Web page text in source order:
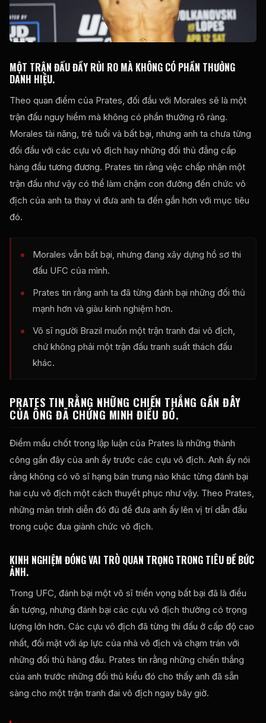
MỘT TRẬN ĐẤU ĐẦY RỦI RO MÀ KHÔNG CÓ PHẦN THƯỞNG
DANH HIỆU.
Theo quan điểm của Prates, đối đầu với Morales sẽ là một
trận đấu nguy hiểm mà không có phần thưởng rõ ràng.
Morales tài năng, trẻ tuổi và bất bại, nhưng anh ta chưa từng
đối đầu với các cựu vô địch hay những đối thủ đẳng cấp
hàng đầu tương đương. Prates tin rằng việc chấp nhận một
trận đấu như vậy có thể làm chậm con đường đến chức vô
địch của anh ta thay vì đưa anh ta đến gần hơn với mục tiêu
đó.
Morales vẫn bất bại, nhưng đang xây dựng hồ sơ thi
đấu UFC của mình.
Prates tin rằng anh ta đã từng đánh bại những đối thủ
mạnh hơn và giàu kinh nghiệm hơn.
Võ sĩ người Brazil muốn một trận tranh đai vô địch,
chứ không phải một trận đấu tranh suất thách đấu
khác.
PRATES TIN RẰNG NHỮNG CHIẾN THẮNG GẦN ĐÂY
CỦA ÔNG ĐÃ CHỨNG MINH ĐIỀU ĐÓ.
Điểm mấu chốt trong lập luận của Prates là những thành
công gần đây của anh ấy trước các cựu vô địch. Anh ấy nói
rằng không có võ sĩ hạng bán trung nào khác từng đánh bại
hai cựu vô địch một cách thuyết phục như vậy. Theo Prates,
những màn trình diễn đó đủ để đưa anh ấy lên vị trí dẫn đầu
trong cuộc đua giành chức vô địch.
KINH NGHIỆM ĐÓNG VAI TRÒ QUAN TRỌNG TRONG TIÊU ĐỀ BỨC
ẢNH.
Trong UFC, đánh bại một võ sĩ triển vọng bất bại đã là điều
ấn tượng, nhưng đánh bại các cựu vô địch thường có trọng
lượng lớn hơn. Các cựu vô địch đã từng thi đấu ở cấp độ cao
nhất, đối mặt với áp lực của nhà vô địch và chạm trán với
những đối thủ hàng đầu. Prates tin rằng những chiến thắng
của anh trước những đối thủ kiểu đó cho thấy anh đã sẵn
sàng cho một trận tranh đai vô địch ngay bây giờ.